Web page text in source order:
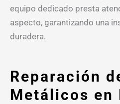
equipo dedicado presta
aspecto, garantizando una
duradera.
Reparación
Metálicos en